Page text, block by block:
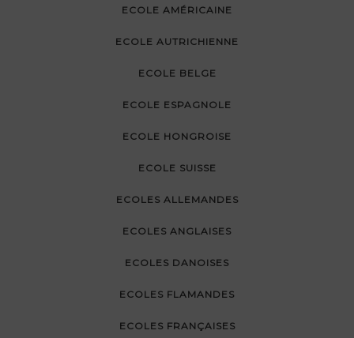
ECOLE AMÉRICAINE
ECOLE AUTRICHIENNE
ECOLE BELGE
ECOLE ESPAGNOLE
ECOLE HONGROISE
ECOLE SUISSE
ECOLES ALLEMANDES
ECOLES ANGLAISES
ECOLES DANOISES
ECOLES FLAMANDES
ECOLES FRANÇAISES